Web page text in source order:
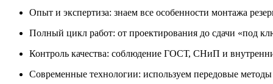
Опыт и экспертиза: знаем все особенности монтажа
Полный цикл работ: от проектирования до сдачи «под
Контроль качества: соблюдение ГОСТ, СНиП и
Современные технологии: используем передовые методы